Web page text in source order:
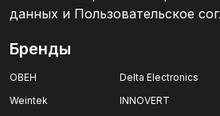
данных и Пользовательское
Бренды
ОВЕН Delta Electronics
Weintek
INNOVERT